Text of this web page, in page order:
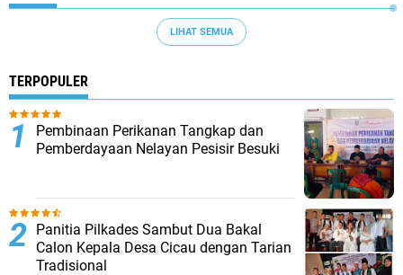
LIHAT SEMUA
TERPOPULER
Pembinaan Perikanan Tangkap dan
Pemberdayaan Nelayan Pesisir Besuki
Panitia Pilkades Sambut Dua Bakal
Calon Kepala Desa Cicau dengan Tarian
Tradisional